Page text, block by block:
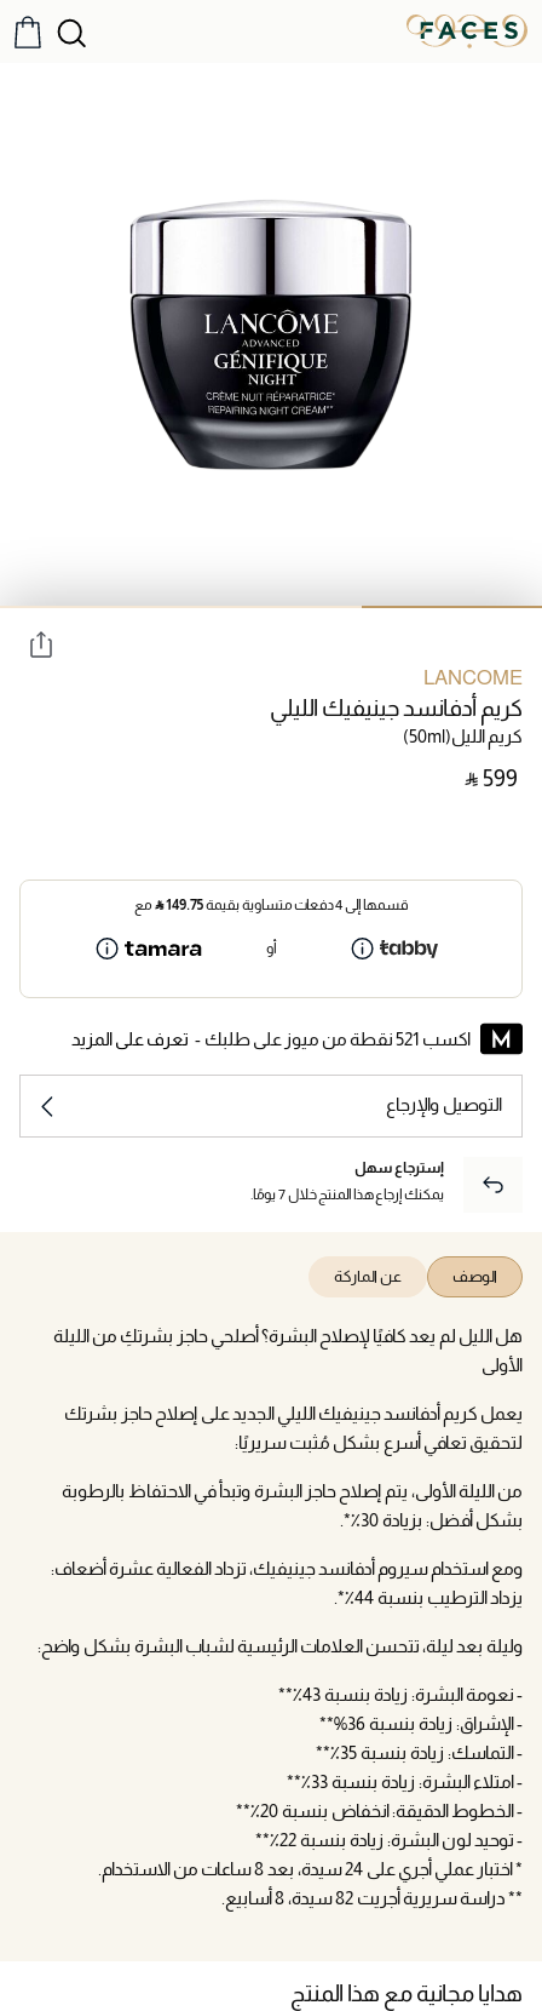
LANCOME
كريم أدفانسد جينيفيك الليلي
كريم الليل(50ml)
‎ ⃁ ⁦599⁩ ‎
قسمها إلى 4 دفعات متساوية بقيمة 149.75
⃁ مع
أو
اكسب 521 نقطة من ميوز على طلبك - تعرف على المزيد
التوصيل والإرجاع
إسترجاع سهل
يمكنك إرجاع هذا المنتج خلال 7 يومًا.
الوصف عن الماركة
هل الليل لم يعد كافيًا لإصلاح البشرة؟ أصلحي حاجز بشرتكِ من الليلة
الأولى
يعمل كريم أدفانسد جينيفيك الليلي الجديد على إصلاح حاجز بشرتك
لتحقيق تعافي أسرع بشكل مُثبت سريريًا:
من الليلة الأولى، يتم إصلاح حاجز البشرة وتبدأ في الاحتفاظ بالرطوبة
بشكل أفضل: بزيادة 30٪*.
ومع استخدام سيروم أدفانسد جينيفيك، تزداد الفعالية عشرة أضعاف:
يزداد الترطيب بنسبة 44٪*.
وليلة بعد ليلة، تتحسن العلامات الرئيسية لشباب البشرة بشكل واضح:
- نعومة البشرة: زيادة بنسبة 43٪**
- الإشراق: زيادة بنسبة 36%**
- التماسك: زيادة بنسبة 35٪**
- امتلاء البشرة: زيادة بنسبة 33٪**
- الخطوط الدقيقة: انخفاض بنسبة 20٪**
- توحيد لون البشرة: زيادة بنسبة 22٪**
* اختبار عملي أجري على 24 سيدة، بعد 8 ساعات من الاستخدام.
** دراسة سريرية أجريت 82 سيدة، 8 أسابيع.
هدايا مجانية مع هذا المنتج